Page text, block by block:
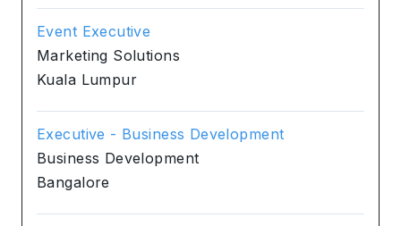
Event Executive
Marketing Solutions
Kuala Lumpur
Executive - Business Development
Business Development
Bangalore